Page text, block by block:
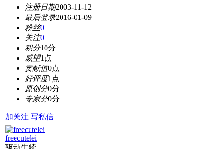
注册日期2003-11-12
最后登录2016-01-09
粉丝0
关注0
积分10分
威望1点
贡献值0点
好评度1点
原创分0分
专家分0分
加关注 写私信
freecutelei
驱动牛犊